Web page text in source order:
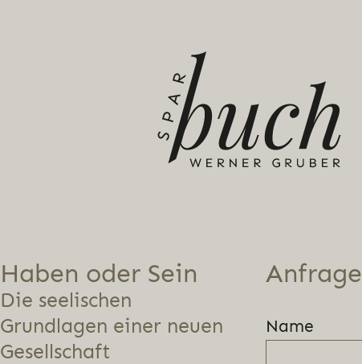
Haben oder Sein
Die seelischen
Grundlagen einer neuen
Gesellschaft
Anfrage
Name